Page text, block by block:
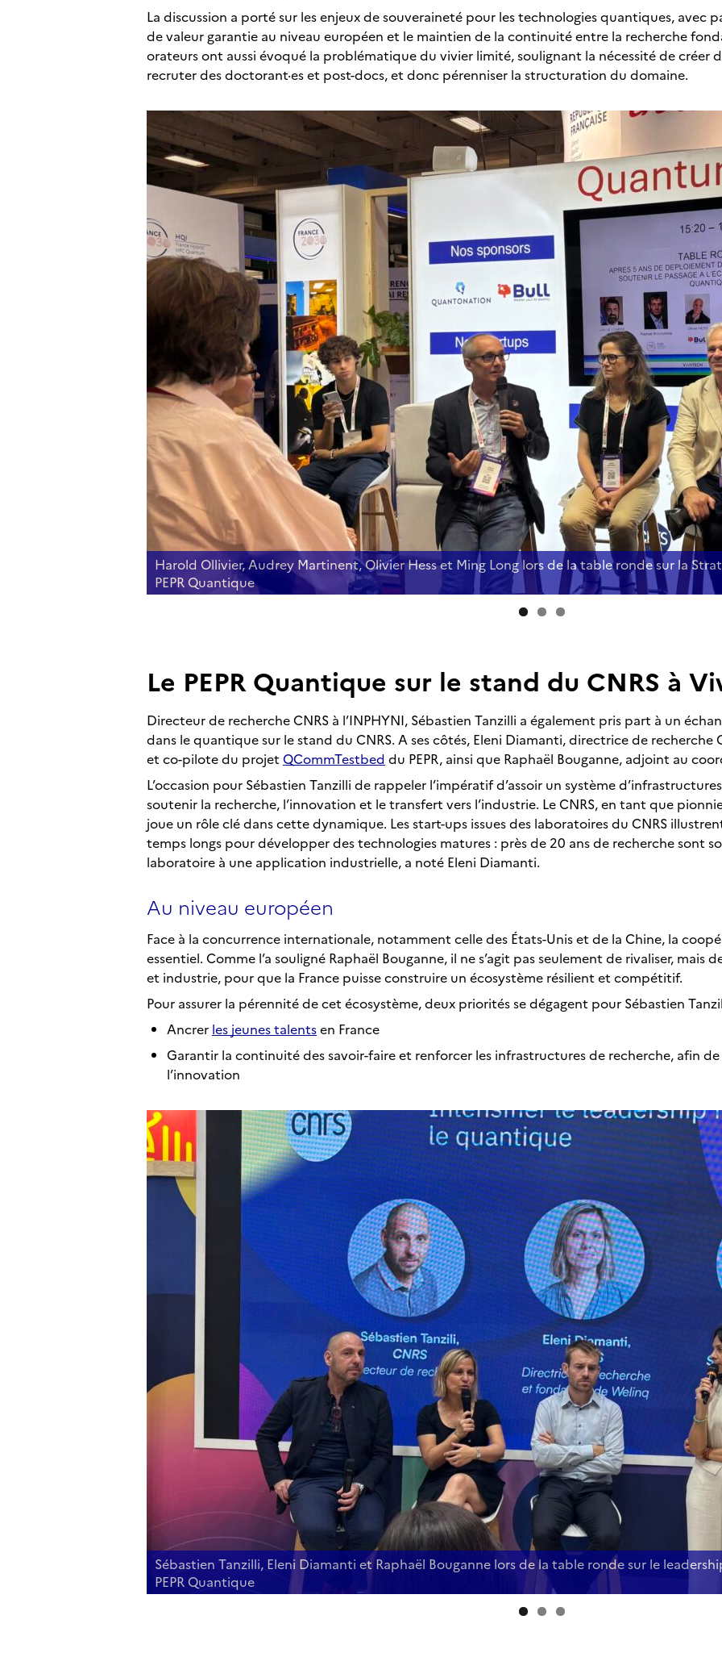
La discussion a porté sur les enjeux de souveraineté pour les technologies quantiques, avec
de valeur garantie au niveau européen et le maintien de la continuité entre la recherche
orateurs ont aussi évoqué la problématique du vivier limité, soulignant la nécessité de créer
recruter des doctorant·es et post-docs, et donc pérenniser la structuration du domaine.
Sébastien Tanzilli et Olivier Serre, présentation du programme de recherche. © PEPR
Le PEPR Quantique sur le stand du CNRS à
Directeur de recherche CNRS à l’INPHYNI, Sébastien Tanzilli a également pris part à un
dans le quantique sur le stand du CNRS. A ses côtés, Eleni Diamanti, directrice de recherche
et co-pilote du projet QCommTestbed du PEPR, ainsi que Raphaël Bouganne, adjoint au
L’occasion pour Sébastien Tanzilli de rappeler l’impératif d’assoir un système
soutenir la recherche, l’innovation et le transfert vers l’industrie. Le CNRS, en tant que
joue un rôle clé dans cette dynamique. Les start-ups issues des laboratoires du CNRS
temps longs pour développer des technologies matures : près de 20 ans de recherche sont
laboratoire à une application industrielle, a noté Eleni Diamanti.
Au niveau européen
Face à la concurrence internationale, notamment celle des États-Unis et de la Chine, la
essentiel. Comme l’a souligné Raphaël Bouganne, il ne s’agit pas seulement de rivaliser,
et industrie, pour que la France puisse construire un écosystème résilient et compétitif.
Pour assurer la pérennité de cet écosystème, deux priorités se dégagent pour Sébastien
Ancrer les jeunes talentsen France
Garantir la continuité des savoir-faire et renforcer les infrastructures de recherche, afin
l’innovation
Sébastien Tanzilli, Eleni Diamanti et Raphaël Bouganne lors de la table ronde sur le
PEPR Quantique